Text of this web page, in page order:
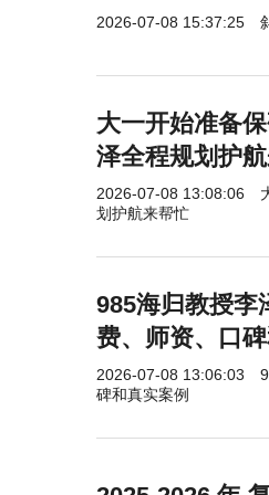
2026-07-08 15:37:25
大一开始准备
泽全程规划护
2026-07-08 13:08:06
划护航来帮忙
985海归教授李
费、师资、口
2026-07-08 13:06:03
碑和真实案例